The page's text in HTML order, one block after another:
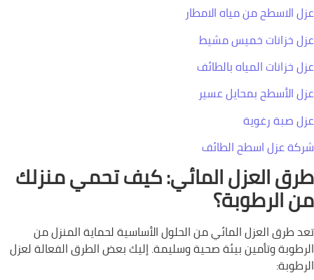
عزل الاسطح من مياه الامطار
عزل خزانات خميس مشيط
عزل خزانات المياه بالطائف
عزل الأسطح بمحايل عسير
عزل صبة رغوية
شركة عزل اسطح الطائف
طرق العزل المائي: كيف تحمي منزلك
من الرطوبة؟
تعد طرق العزل المائي من الحلول الأساسية لحماية المنزل من
الرطوبة وتأمين بيئة صحية وسليمة. إليك بعض الطرق الفعالة لعزل
الرطوبة: